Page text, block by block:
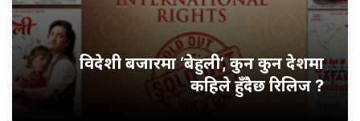
विदेशी बजारमा ‘बेहुली’, कुन कुन देशमा
कहिले हुँदैछ रिलिज ?